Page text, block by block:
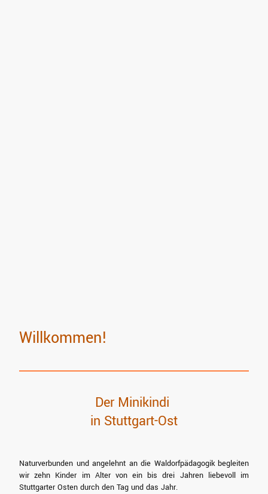
Willkommen!
Der Minikindi
in Stuttgart-Ost
Naturverbunden und angelehnt an die Waldorfpädagogik begleiten
wir zehn Kinder im Alter von ein bis drei Jahren liebevoll im
Stuttgarter Osten durch den Tag und das Jahr.